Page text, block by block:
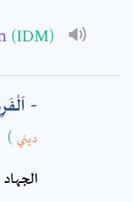
(IDM)
ديني )